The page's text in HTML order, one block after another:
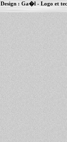
Design : Ga�l- Logo et
MacBook Pro -